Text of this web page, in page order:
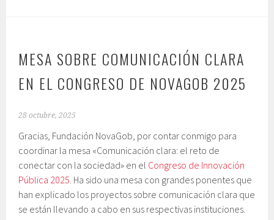
MESA SOBRE COMUNICACIÓN CLARA
EN EL CONGRESO DE NOVAGOB 2025
28 octubre, 2025
Gracias, Fundación NovaGob, por contar conmigo para
coordinar la mesa «Comunicación clara: el reto de
conectar con la sociedad» en el Congreso de Innovación
Pública 2025. Ha sido una mesa con grandes ponentes que
han explicado los proyectos sobre comunicación clara que
se están llevando a cabo en sus respectivas instituciones.